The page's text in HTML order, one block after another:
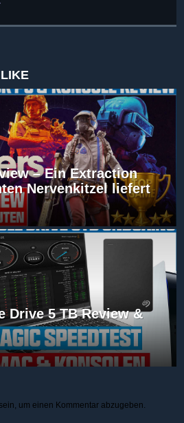
– Ein Extraction
Nervenkitzel liefert
Drive 5 TB Review &
um einen Kommentar abzugeben.